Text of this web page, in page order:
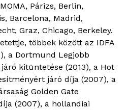
Párizs, Berlin,
Barcelona, Madrid,
Graz, Chicago, Berkeley.
többek között az IDFA
a Dortmund Legjobb
kitüntetése (2013), a Hot
járó díja (2007), a
Golden Gate
(2007), a hollandiai